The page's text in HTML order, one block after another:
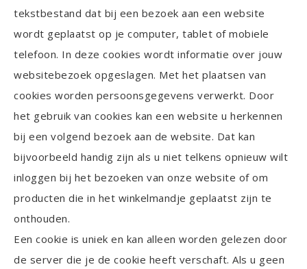
tekstbestand dat bij een bezoek aan een website
wordt geplaatst op je computer, tablet of mobiele
telefoon. In deze cookies wordt informatie over jouw
websitebezoek opgeslagen. Met het plaatsen van
cookies worden persoonsgegevens verwerkt. Door
het gebruik van cookies kan een website u herkennen
bij een volgend bezoek aan de website. Dat kan
bijvoorbeeld handig zijn als u niet telkens opnieuw wilt
inloggen bij het bezoeken van onze website of om
producten die in het winkelmandje geplaatst zijn te
onthouden.
Een cookie is uniek en kan alleen worden gelezen door
de server die je de cookie heeft verschaft. Als u geen